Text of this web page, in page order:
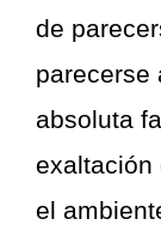
de
parecerse
absoluta
exaltación
el